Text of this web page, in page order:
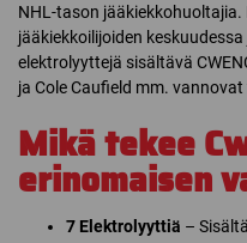
NHL-tason jääkiekkohuoltajia.
jääkiekkoilijoiden
elektrolyyttejä sisältävä
ja Cole Caufield mm.
Mikä tekee
erinomaisen
7 Elektrolyyttiä –